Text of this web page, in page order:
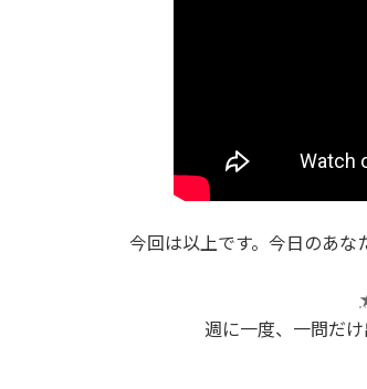
今回は以上です。今日のあな
週に一度、一問だ